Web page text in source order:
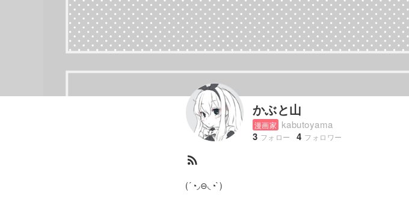
かぶと山
漫画家 kabutoyama
3 フォロー 4 フォロワー
rss_feed
(´◔◞⊖◟◔`)